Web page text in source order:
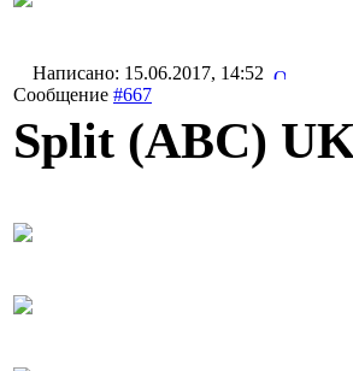
Написано: 15.06.2017, 14:52
Сообщение #667
Split (ABC)